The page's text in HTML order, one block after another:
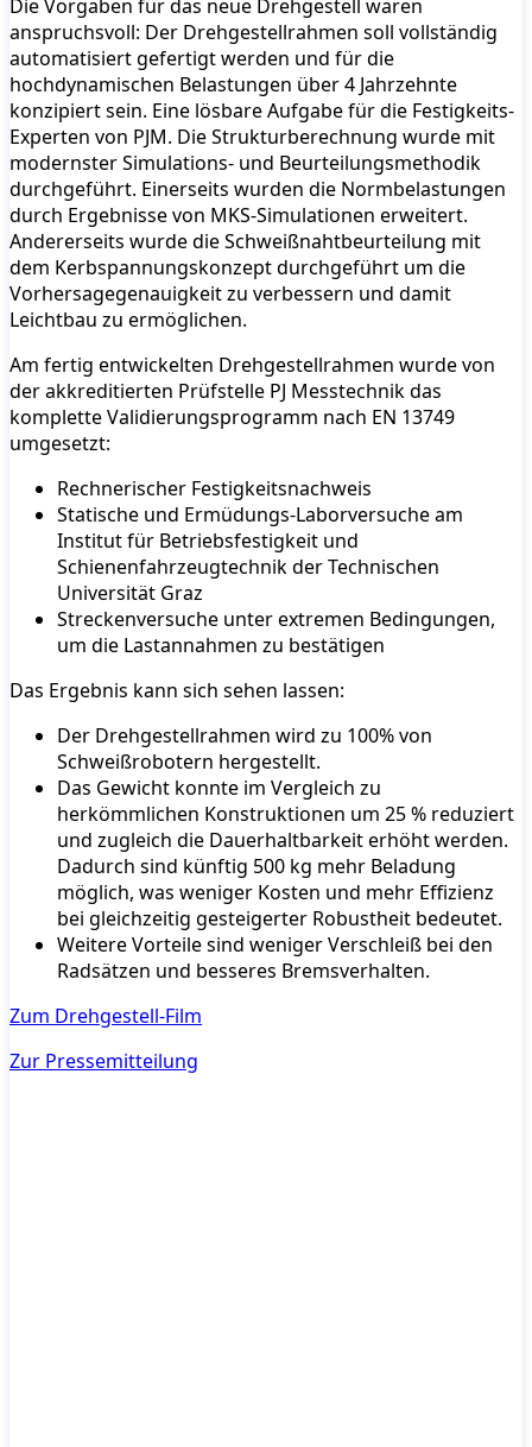
Die Vorgaben für das neue Drehgestell waren
anspruchsvoll: Der Drehgestellrahmen soll vollständig
automatisiert gefertigt werden und für die
hochdynamischen Belastungen über 4 Jahrzehnte
konzipiert sein. Eine lösbare Aufgabe für die Festigkeits-
Experten von PJM. Die Strukturberechnung wurde mit
modernster Simulations- und Beurteilungsmethodik
durchgeführt. Einerseits wurden die Normbelastungen
durch Ergebnisse von MKS-Simulationen erweitert.
Andererseits wurde die Schweißnahtbeurteilung mit
dem Kerbspannungskonzept durchgeführt um die
Vorhersagegenauigkeit zu verbessern und damit
Leichtbau zu ermöglichen.
Am fertig entwickelten Drehgestellrahmen wurde von
der akkreditierten Prüfstelle PJ Messtechnik das
komplette Validierungsprogramm nach EN 13749
umgesetzt:
Rechnerischer Festigkeitsnachweis
Statische und Ermüdungs-Laborversuche am
Institut für Betriebsfestigkeit und
Schienenfahrzeugtechnik der Technischen
Universität Graz
Streckenversuche unter extremen Bedingungen,
um die Lastannahmen zu bestätigen
Das Ergebnis kann sich sehen lassen:
Der Drehgestellrahmen wird zu 100% von
Schweißrobotern hergestellt.
Das Gewicht konnte im Vergleich zu
herkömmlichen Konstruktionen um 25 % reduziert
und zugleich die Dauerhaltbarkeit erhöht werden.
Dadurch sind künftig 500 kg mehr Beladung
möglich, was weniger Kosten und mehr Effizienz
bei gleichzeitig gesteigerter Robustheit bedeutet.
Weitere Vorteile sind weniger Verschleiß bei den
Radsätzen und besseres Bremsverhalten.
Zum Drehgestell-Film
Zur Pressemitteilung